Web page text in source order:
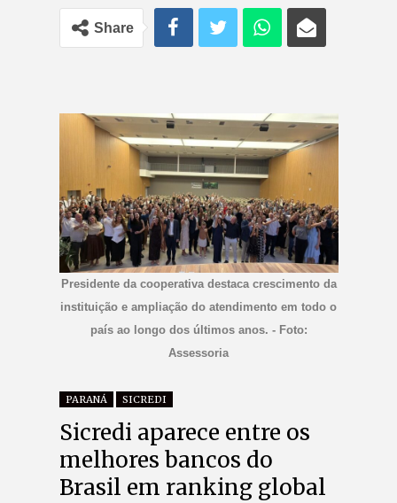
Share
Presidente da cooperativa destaca crescimento da
instituição e ampliação do atendimento em todo o
país ao longo dos últimos anos. - Foto:
Assessoria
PARANÁ SICREDI
Sicredi aparece entre os
melhores bancos do
Brasil em ranking global